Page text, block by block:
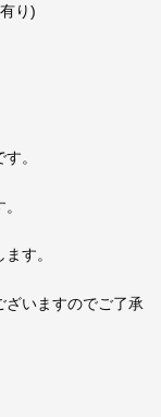
り)
。
す。
いますのでご了承